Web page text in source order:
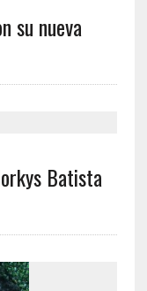
su nueva
Batista